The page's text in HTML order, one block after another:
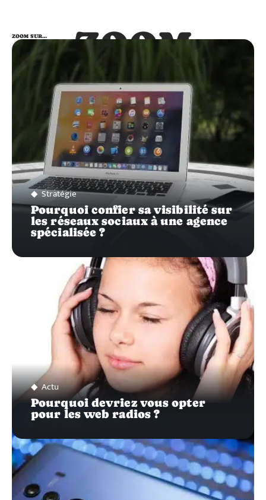
ZOOM
SUR…
ZOOM SUR…
Stratégie
Pourquoi confier sa visibilité sur
les réseaux sociaux à une agence
spécialisée ?
Actu
Pourquoi devriez vous opter
pour les web radios ?